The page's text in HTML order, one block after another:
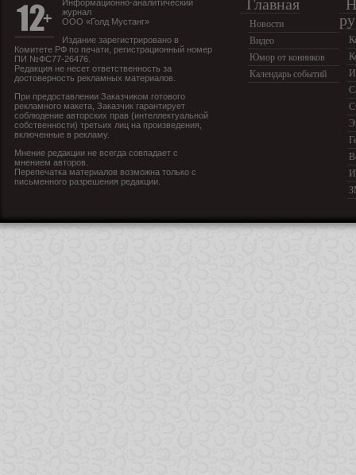
Информационно-аналитический
журнал
ООО «Голд Мустанг»
Издание зарегистрировано в
Комитете РФ по печати, регистрационный номер
ПИ №ФС77-26476.
Редакция не несет ответственность за
достоверность рекламных материалов.
При предоставлении Заказчиком готового
рекламного макета, Заказчик гарантирует
соблюдение авторских прав (интеллектуальной
собственности) третьих лиц на произведения,
включенные в рекламу.
Мнение редакции не всегда совпадает с
мнением авторов.
Перепечатка материалов возможна только с
письменного разрешения редакции.
Главная
Новости
Видео
Юмор от конников
Календарь событий